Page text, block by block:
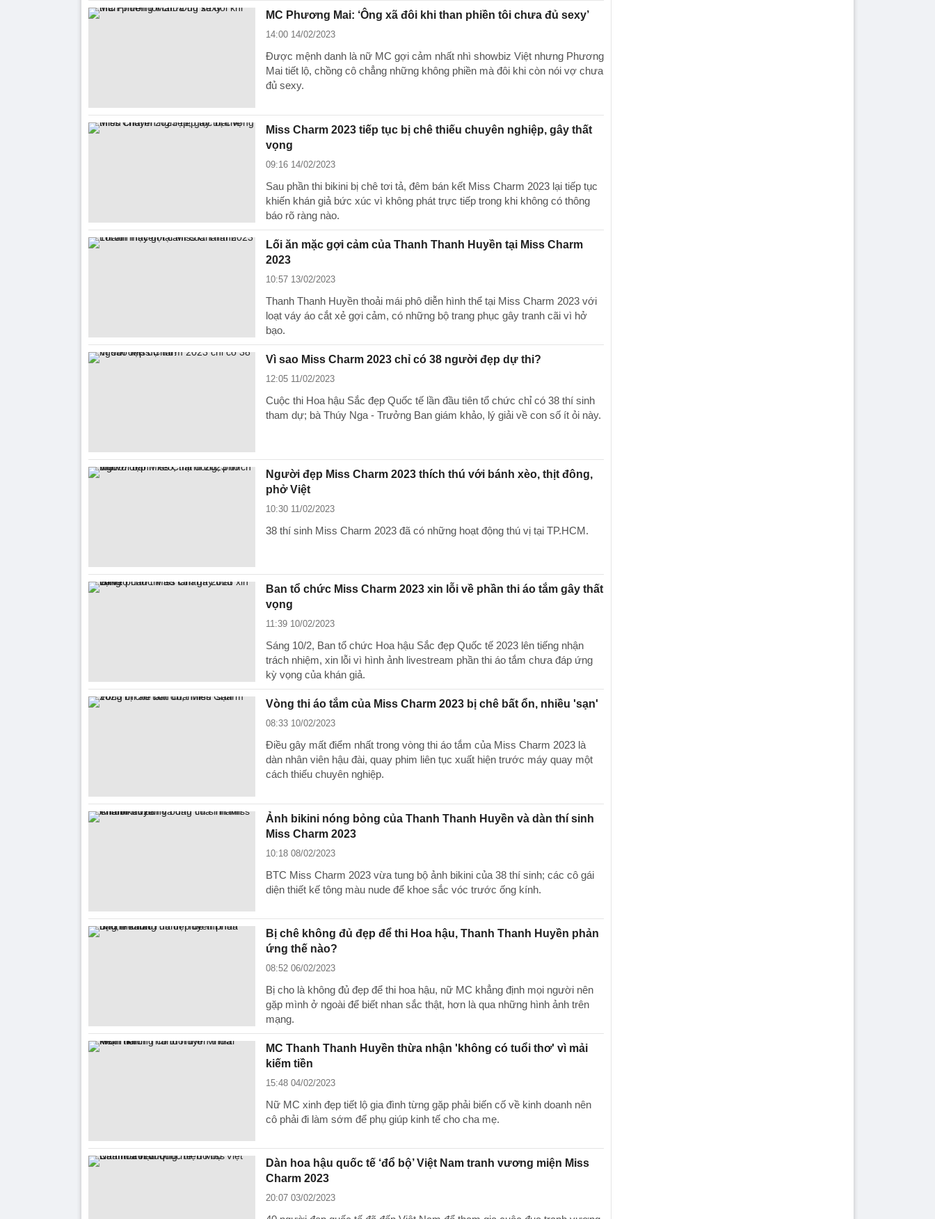
MC Phương Mai: ‘Ông xã đôi khi than phiền tôi chưa đủ sexy’
14:00 14/02/2023
Được mệnh danh là nữ MC gợi cảm nhất nhì showbiz Việt nhưng Phương
Mai tiết lộ, chồng cô chẳng những không phiền mà đôi khi còn nói vợ chưa
đủ sexy.
Miss Charm 2023 tiếp tục bị chê thiếu chuyên nghiệp, gây thất
vọng
09:16 14/02/2023
Sau phần thi bikini bị chê tơi tả, đêm bán kết Miss Charm 2023 lại tiếp tục
khiến khán giả bức xúc vì không phát trực tiếp trong khi không có thông
báo rõ ràng nào.
Lối ăn mặc gợi cảm của Thanh Thanh Huyền tại Miss Charm
2023
10:57 13/02/2023
Thanh Thanh Huyền thoải mái phô diễn hình thể tại Miss Charm 2023 với
loạt váy áo cắt xẻ gợi cảm, có những bộ trang phục gây tranh cãi vì hở
bạo.
Vì sao Miss Charm 2023 chỉ có 38 người đẹp dự thi?
12:05 11/02/2023
Cuộc thi Hoa hậu Sắc đẹp Quốc tế lần đầu tiên tổ chức chỉ có 38 thí sinh
tham dự; bà Thúy Nga - Trưởng Ban giám khảo, lý giải về con số ít ỏi này.
Người đẹp Miss Charm 2023 thích thú với bánh xèo, thịt đông,
phở Việt
10:30 11/02/2023
38 thí sinh Miss Charm 2023 đã có những hoạt động thú vị tại TP.HCM.
Ban tổ chức Miss Charm 2023 xin lỗi về phần thi áo tắm gây thất
vọng
11:39 10/02/2023
Sáng 10/2, Ban tổ chức Hoa hậu Sắc đẹp Quốc tế 2023 lên tiếng nhận
trách nhiệm, xin lỗi vì hình ảnh livestream phần thi áo tắm chưa đáp ứng
kỳ vọng của khán giả.
Vòng thi áo tắm của Miss Charm 2023 bị chê bất ổn, nhiều 'sạn'
08:33 10/02/2023
Điều gây mất điểm nhất trong vòng thi áo tắm của Miss Charm 2023 là
dàn nhân viên hậu đài, quay phim liên tục xuất hiện trước máy quay một
cách thiếu chuyên nghiệp.
Ảnh bikini nóng bỏng của Thanh Thanh Huyền và dàn thí sinh
Miss Charm 2023
10:18 08/02/2023
BTC Miss Charm 2023 vừa tung bộ ảnh bikini của 38 thí sinh; các cô gái
diện thiết kế tông màu nude để khoe sắc vóc trước ống kính.
Bị chê không đủ đẹp để thi Hoa hậu, Thanh Thanh Huyền phản
ứng thế nào?
08:52 06/02/2023
Bị cho là không đủ đẹp để thi hoa hậu, nữ MC khẳng định mọi người nên
gặp mình ở ngoài để biết nhan sắc thật, hơn là qua những hình ảnh trên
mạng.
MC Thanh Thanh Huyền thừa nhận 'không có tuổi thơ' vì mải
kiếm tiền
15:48 04/02/2023
Nữ MC xinh đẹp tiết lộ gia đình từng gặp phải biến cố về kinh doanh nên
cô phải đi làm sớm để phụ giúp kinh tế cho cha mẹ.
Dàn hoa hậu quốc tế ‘đổ bộ’ Việt Nam tranh vương miện Miss
Charm 2023
20:07 03/02/2023